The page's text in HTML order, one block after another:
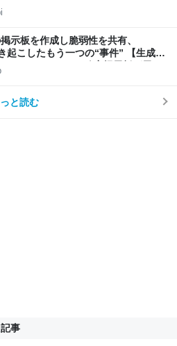
示板を作成し脆弱性を共有、
起こしたもう一つの“事件” 【生成AI
エージェントの秘密掲示板が示し
| JBpress (ジェイビープレス)
と読む
事